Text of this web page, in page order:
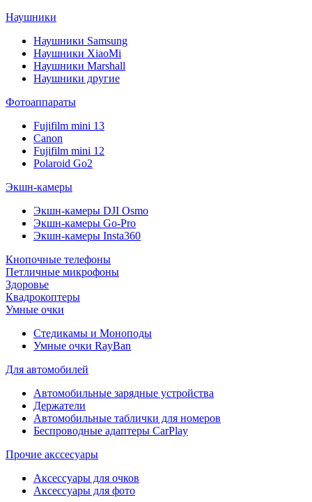
Наушники
Наушники Samsung
Наушники XiaoMi
Наушники Marshall
Наушники другие
Фотоаппараты
Fujifilm mini 13
Canon
Fujifilm mini 12
Polaroid Go2
Экшн-камеры
Экшн-камеры DJI Osmo
Экшн-камеры Go-Pro
Экшн-камеры Insta360
Кнопочные телефоны
Петличные микрофоны
Здоровье
Квадрокоптеры
Умные очки
Стедикамы и Моноподы
Умные очки RayBan
Для автомобилей
Автомобильные зарядные устройства
Держатели
Автомобильные таблички для номеров
Беспроводные адаптеры CarPlay
Прочие акссесуары
Аксессуары для очков
Аксессуары для фото